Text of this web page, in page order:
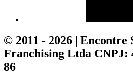
© 2011 - 2026 | Encontre
Franchising Ltda CNPJ:
86